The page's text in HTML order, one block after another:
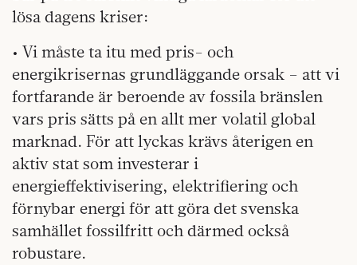
lösa dagens kriser:
• Vi måste ta itu med pris- och
energikrisernas grundläggande orsak – att vi
fortfarande är beroende av fossila bränslen
vars pris sätts på en allt mer volatil global
marknad. För att lyckas krävs återigen en
aktiv stat som investerar i
energieffektivisering, elektrifiering och
förnybar energi för att göra det svenska
samhället fossilfritt och därmed också
robustare.